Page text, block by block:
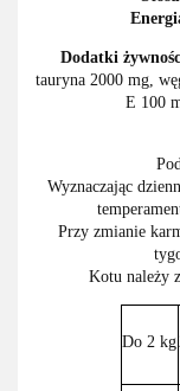
Dodatki
tauryna 2000 mg,
E 100
Wyznaczając
Przy zmianie
Kotu należy
Do 2 kg